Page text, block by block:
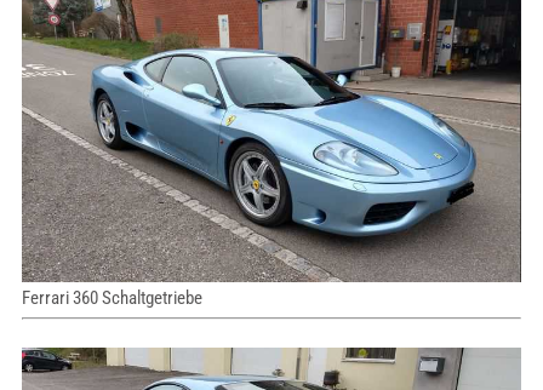
Ferrari 360 Schaltgetriebe